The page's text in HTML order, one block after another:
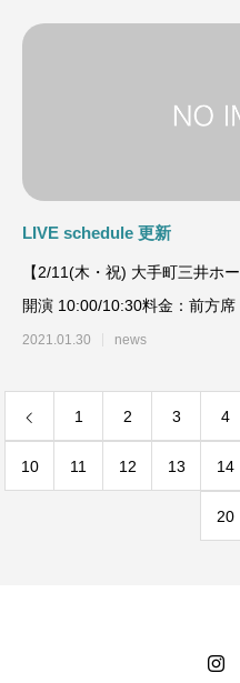
LIVE schedule 更新
【2/11(木・祝) 大手町三井ホ
開演 10:00/10:30料金：前方席
2021.01.30 news
1 2 3 4
10 11 12 13 14
20